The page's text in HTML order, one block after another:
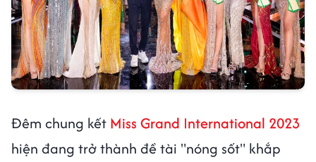
Đêm chung kết Miss Grand International 2023
hiện đang trở thành đề tài "nóng sốt" khắp